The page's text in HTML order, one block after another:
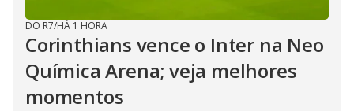
DO R7/HÁ 1 HORA
Corinthians vence o Inter na Neo
Química Arena; veja melhores
momentos